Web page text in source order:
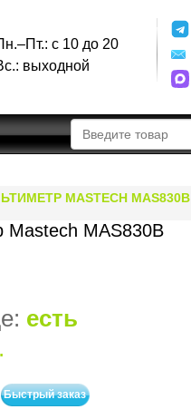
с 10 до 20
выходной
MASTECH MAS830B
Mastech MAS830B
есть
Быстрый заказ